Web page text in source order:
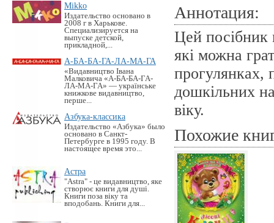
Mikko
Издательство основано в
2008 г в Харькове.
Специализируется на
выпуске детской,
прикладной,...
А-БА-БА-ГА-ЛА-МА-ГА
«Видавництво Івана
Малковича «А-БА-БА-ГА-
ЛА-МА-ГА» — українське
книжкове видавництво,
перше...
Азбука-классика
Издательство «Азбука» было
основано в Санкт-
Петербурге в 1995 году. В
настоящее время это...
Астра
"Astra" - це видавництво, яке
створює книги для душі.
Книги поза віку та
вподобань. Книги для...
Аннотация:
Цей посібник
які можна
прогулянках,
дошкільних
віку.
Похожие